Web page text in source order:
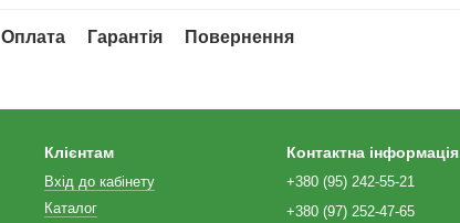
Оплата Гарантія Повернення
Клієнтам
Вхід до кабінету
Каталог
Контактна інформація
+380 (95) 242-55-21
+380 (97) 252-47-65